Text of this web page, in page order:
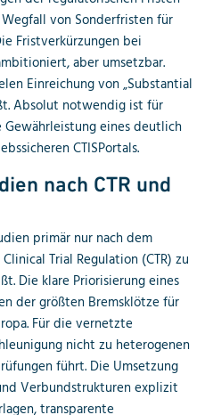
von Sonderfristen für
Fristverkürzungen bei
aber umsetzbar.
Einreichung von „Substantial
Absolut notwendig ist für
eines deutlich
CTISPortals.
nach CTR und
primär nur nach dem
Trial Regulation (CTR) zu
Die klare Priorisierung eines
der größten Bremsklötze für
Für die vernetzte
nicht zu heterogenen
führt. Die Umsetzung
Verbundstrukturen explizit
transparente